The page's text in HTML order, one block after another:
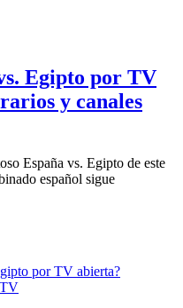
Egipto por TV
y canales
España vs. Egipto de este
español sigue